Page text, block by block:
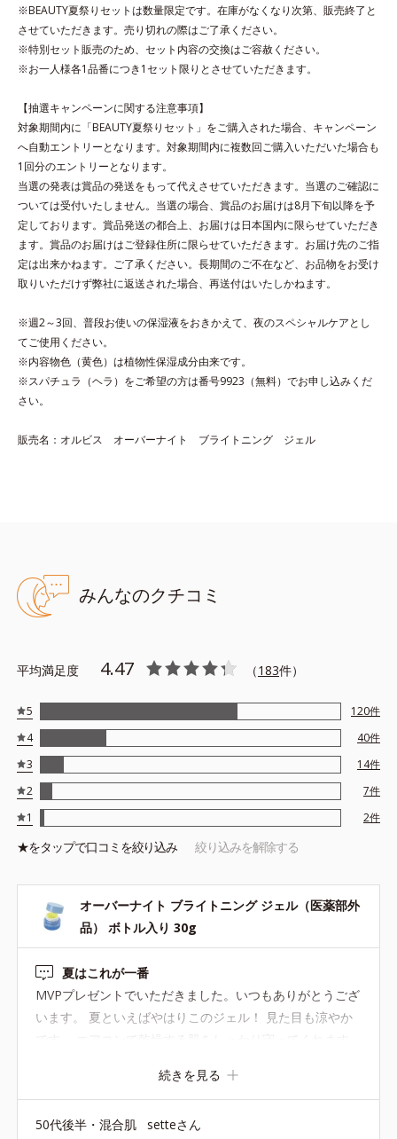
*1 メラニンの生成を抑え、シミ・ソバカスを防ぐ
*2 美白（メラニンの生成を抑え、シミ・ソバカスを防ぐ）と保
湿のこと
え、シミ・ソバカスを防ぐ美白有効成分を組み合わせた複合成分
*4 グリチルリチン酸2K
各商品の詳しい情報は商品ページをご覧ください。
・BEAUTY夏祭りは、こちら
ー
●トラネキサム酸-SG※1：明るく澄んだ肌を目指す保湿成分と、メ
ラニンの生成を抑え、シミそばかすを防ぐ美白有効成分を組み合わ
せた複合成分
る保湿成分
チン酸２K※３オウバクエキス※４DPG、ソルビット液、ベタイン※
５水添大豆リン脂質、フィトステロール※６エリスリトール
※アレルギーテスト済＝全ての方にアレルギーが起こらないという
※BEAUTY夏祭りセットは数量限定です。在庫がなくなり次第、販売終了と
させていただきます。売り切れの際はご了承ください。
※特別セット販売のため、セット内容の交換はご容赦ください。
※お一人様各1品番につき1セット限りとさせていただきます。
【抽選キャンペーンに関する注意事項】
対象期間内に「BEAUTY夏祭りセット」をご購入された場合、キャンペーン
へ自動エントリーとなります。対象期間内に複数回ご購入いただいた場合も
1回分のエントリーとなります。
当選の発表は賞品の発送をもって代えさせていただきます。当選のご確認に
ついては受付いたしません。当選の場合、賞品のお届けは8月下旬以降を予
定しております。賞品発送の都合上、お届けは日本国内に限らせていただき
ます。賞品のお届けはご登録住所に限らせていただきます。お届け先のご指
定は出来かねます。ご了承ください。長期間のご不在など、お品物をお受け
取りいただけず弊社に返送された場合、再送付はいたしかねます。
※週2～3回、普段お使いの保湿液をおきかえて、夜のスペシャルケアとし
てご使用ください。
※内容物色（黄色）は植物性保湿成分由来です。
※スパチュラ（ヘラ）をご希望の方は番号9923（無料）でお申し込みくだ
さい。
販売名：オルビス オーバーナイト ブライトニング ジェル
みんなのクチコミ
平均満足度 4.47 （183件）
5 120件
4
40件
3
14件
2
7件
1
2件
★をタップで口コミを絞り込み 絞り込みを解除する
オーバーナイト ブライトニング ジェル（医薬部外
品） ボトル入り 30g
夏はこれが一番
MVPプレゼントでいただきました。いつもありがとうござ
います。 夏といえばやはりこのジェル！ 見た目も涼やか
続きを見る
50代後半・混合肌 setteさん